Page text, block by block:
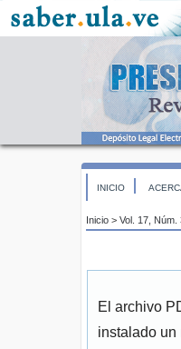
INICIO
Inicio > Vol. 17, Núm.
El archivo
instalado un